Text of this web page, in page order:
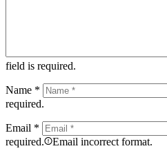
field is required.
Name *
required.
Email *
required.
Email incorrect format.